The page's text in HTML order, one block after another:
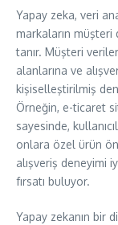
Yapay zeka, veri
markaların müşteri
tanır. Müşteri
alanlarına ve
kişiselleştirilmiş
Örneğin, e-ticaret
sayesinde,
onlara özel ürün
alışveriş deneyimi
fırsatı buluyor.
Yapay zekanın bir